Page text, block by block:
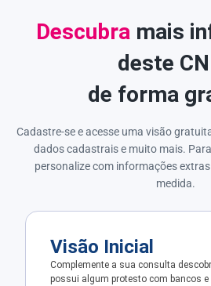
Descubra mais
deste
de forma
Cadastre-se e acesse uma visão
dados cadastrais e muito mais.
personalize com informações
medida.
Visão Inicial
Complemente a sua consulta
possui algum protesto com bancos